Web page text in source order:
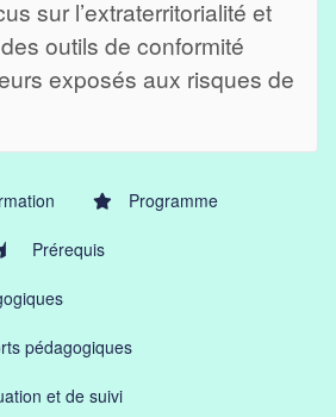
sur l’extraterritorialité et
outils de conformité
exposés aux risques de
Programme
Prérequis
pédagogiques
et de suivi